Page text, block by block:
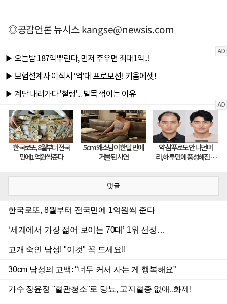
◎공감언론 뉴시스kangse@newsis.com
댓글